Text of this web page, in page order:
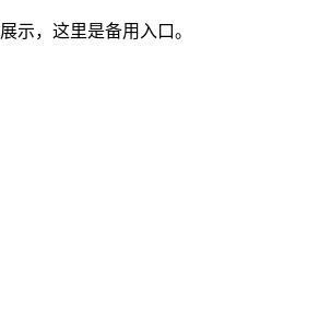
示，这里是备用入口。